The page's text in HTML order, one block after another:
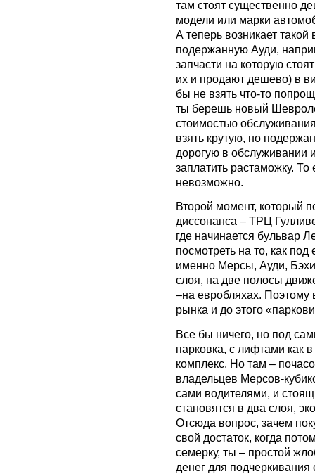
там стоят существенно
модели или марки
А теперь возникает
подержанную Ауди,
запчасти на которую
их и продают дешево) в
бы не взять что-то
ты берешь новый
стоимостью
взять крутую, но
дорогую в обслуживании
заплатить растаможку. То
невозможно.
Второй момент, который
диссонанса – ТРЦ
где начинается бульвар
посмотреть на то, как
именно Мерсы, Ауди,
слоя, на две полосы
–на евробляхах. Поэтому
рынка и до этого
Все бы ничего, но под
парковка, с лифтами как
комплекс. Но там –
владельцев Мерсов-
сами водителями, и
становятся в два слоя,
Отсюда вопрос, зачем
свой достаток, когда
семерку, ты – простой
денег для подчеркивания